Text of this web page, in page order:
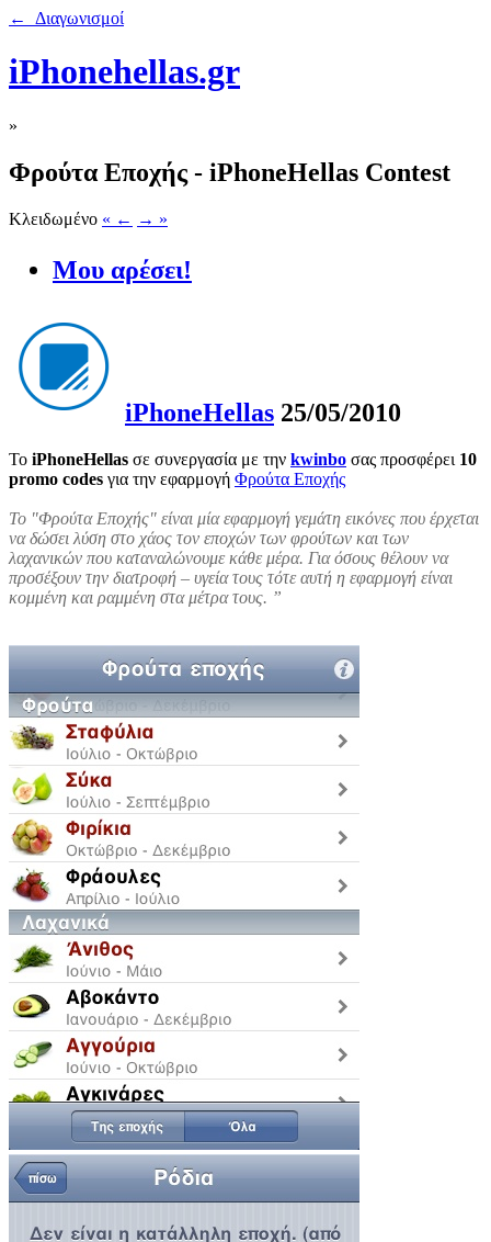
← Διαγωνισμοί
iPhonehellas.gr
»
Φρούτα Εποχής - iPhoneHellas Contest
Κλειδωμένο « ← → »
Μου αρέσει!
iPhoneHellas 25/05/2010
Το iPhoneHellas σε συνεργασία με την kwinbo σας προσφέρει 10
promo codes για την εφαρμογή Φρούτα Εποχής
Το "Φρούτα Εποχής" είναι μία εφαρμογή γεμάτη εικόνες που έρχεται
να δώσει λύση στο χάος τον εποχών των φρούτων και των
λαχανικών που καταναλώνουμε κάθε μέρα. Για όσους θέλουν να
προσέξουν την διατροφή – υγεία τους τότε αυτή η εφαρμογή είναι
κομμένη και ραμμένη στα μέτρα τους. ”